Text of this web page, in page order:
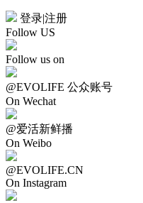
登录|注册
Follow US
Follow us on
@EVOLIFE 公众账号
On Wechat
@爱活新鲜播
On Weibo
@EVOLIFE.CN
On Instagram